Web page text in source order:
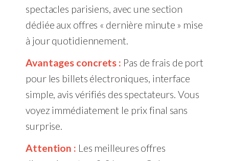
spectacles parisiens, avec une section
dédiée aux offres « dernière minute » mise
à jour quotidiennement.
Avantages concrets : Pas de frais de port
pour les billets électroniques, interface
simple, avis vérifiés des spectateurs. Vous
voyez immédiatement le prix final sans
surprise.
Attention : Les meilleures offres